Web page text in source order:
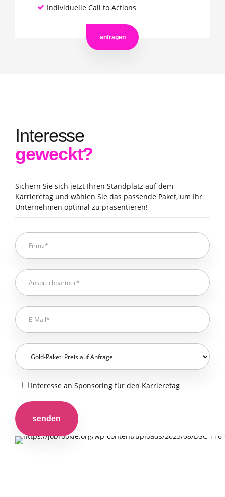
Individuelle Call to Actions
anfragen
Interesse
geweckt?
Sichern Sie sich jetzt Ihren Standplatz auf dem
Karrieretag und wählen Sie das passende Paket, um Ihr
Unternehmen optimal zu präsentieren!
Interesse an Sponsoring für den Karrieretag